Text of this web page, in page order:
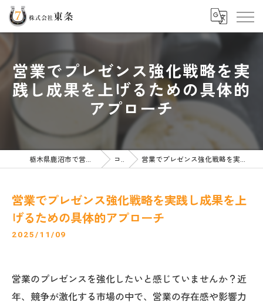
営業でプレゼンス強化戦略を実
践し成果を上げるための具体的
アプローチ
栃木県鹿沼市で営業の求人なら株式会社東条 コラム 営業でプレゼンス強化戦略を実践し成果を上げるための具体的アプローチ
営業でプレゼンス強化戦略を実践し成果を上
げるための具体的アプローチ
2025/11/09
営業のプレゼンスを強化したいと感じていませんか？近
年、競争が激化する市場の中で、営業の存在感や影響力